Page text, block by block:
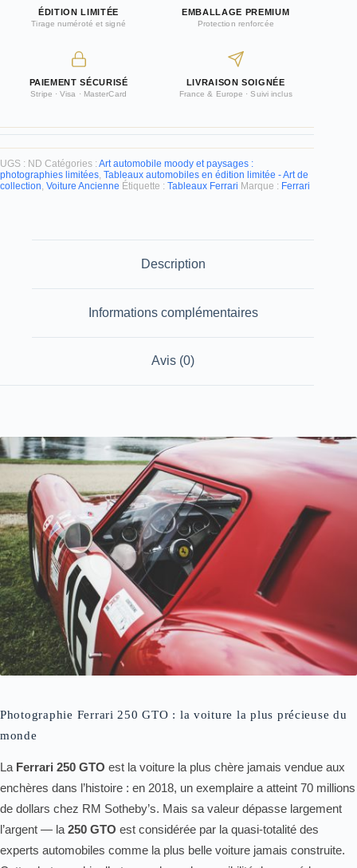
ÉDITION LIMITÉE
Tirage numéroté et signé
EMBALLAGE PREMIUM
Protection renforcée
PAIEMENT SÉCURISÉ
Stripe · Visa · MasterCard
LIVRAISON SOIGNÉE
France & Europe · Suivi inclus
UGS : ND Catégories : Art automobile moody et paysages :
photographies limitées, Tableaux automobiles en édition limitée - Art de
collection, Voiture Ancienne Étiquette : Tableaux Ferrari Marque : Ferrari
Description
Informations complémentaires
Avis (0)
Photographie Ferrari 250 GTO : la voiture la plus précieuse du
monde
La Ferrari 250 GTO est la voiture la plus chère jamais vendue aux
enchères dans l’histoire : en 2018, un exemplaire a atteint 70 millions
de dollars chez RM Sotheby’s. Mais sa valeur dépasse largement
l’argent — la 250 GTO est considérée par la quasi-totalité des
experts automobiles comme la plus belle voiture jamais construite.